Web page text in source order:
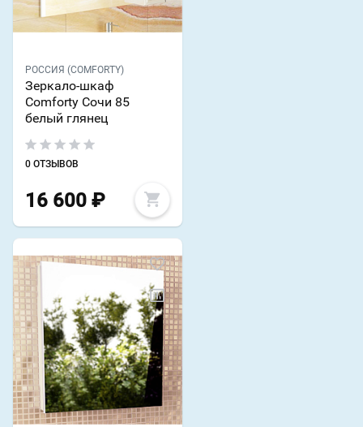
РОССИЯ (COMFORTY)
Зеркало-шкаф
Comforty Сочи 85
белый глянец
0 ОТЗЫВОВ
16 600 ₽